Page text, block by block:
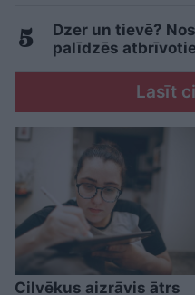
Dzer un tievē?
palīdzēs
Lasīt
Cilvēkus aizrāvis ātrs